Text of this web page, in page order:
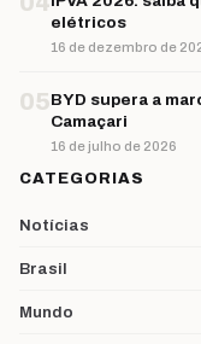
elétricos
16 de dezembro de
05BYD supera a
Camaçari
16 de julho de 2026
CATEGORIAS
Notícias
Brasil
Mundo